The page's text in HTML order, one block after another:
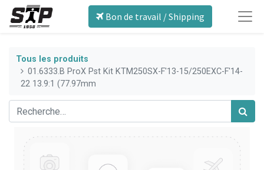
Bon de travail / Shipping
Tous les produits
01.6333.B ProX Pst Kit KTM250SX-F'13-15/250EXC-F'14-
22 13.9:1 (77.97mm